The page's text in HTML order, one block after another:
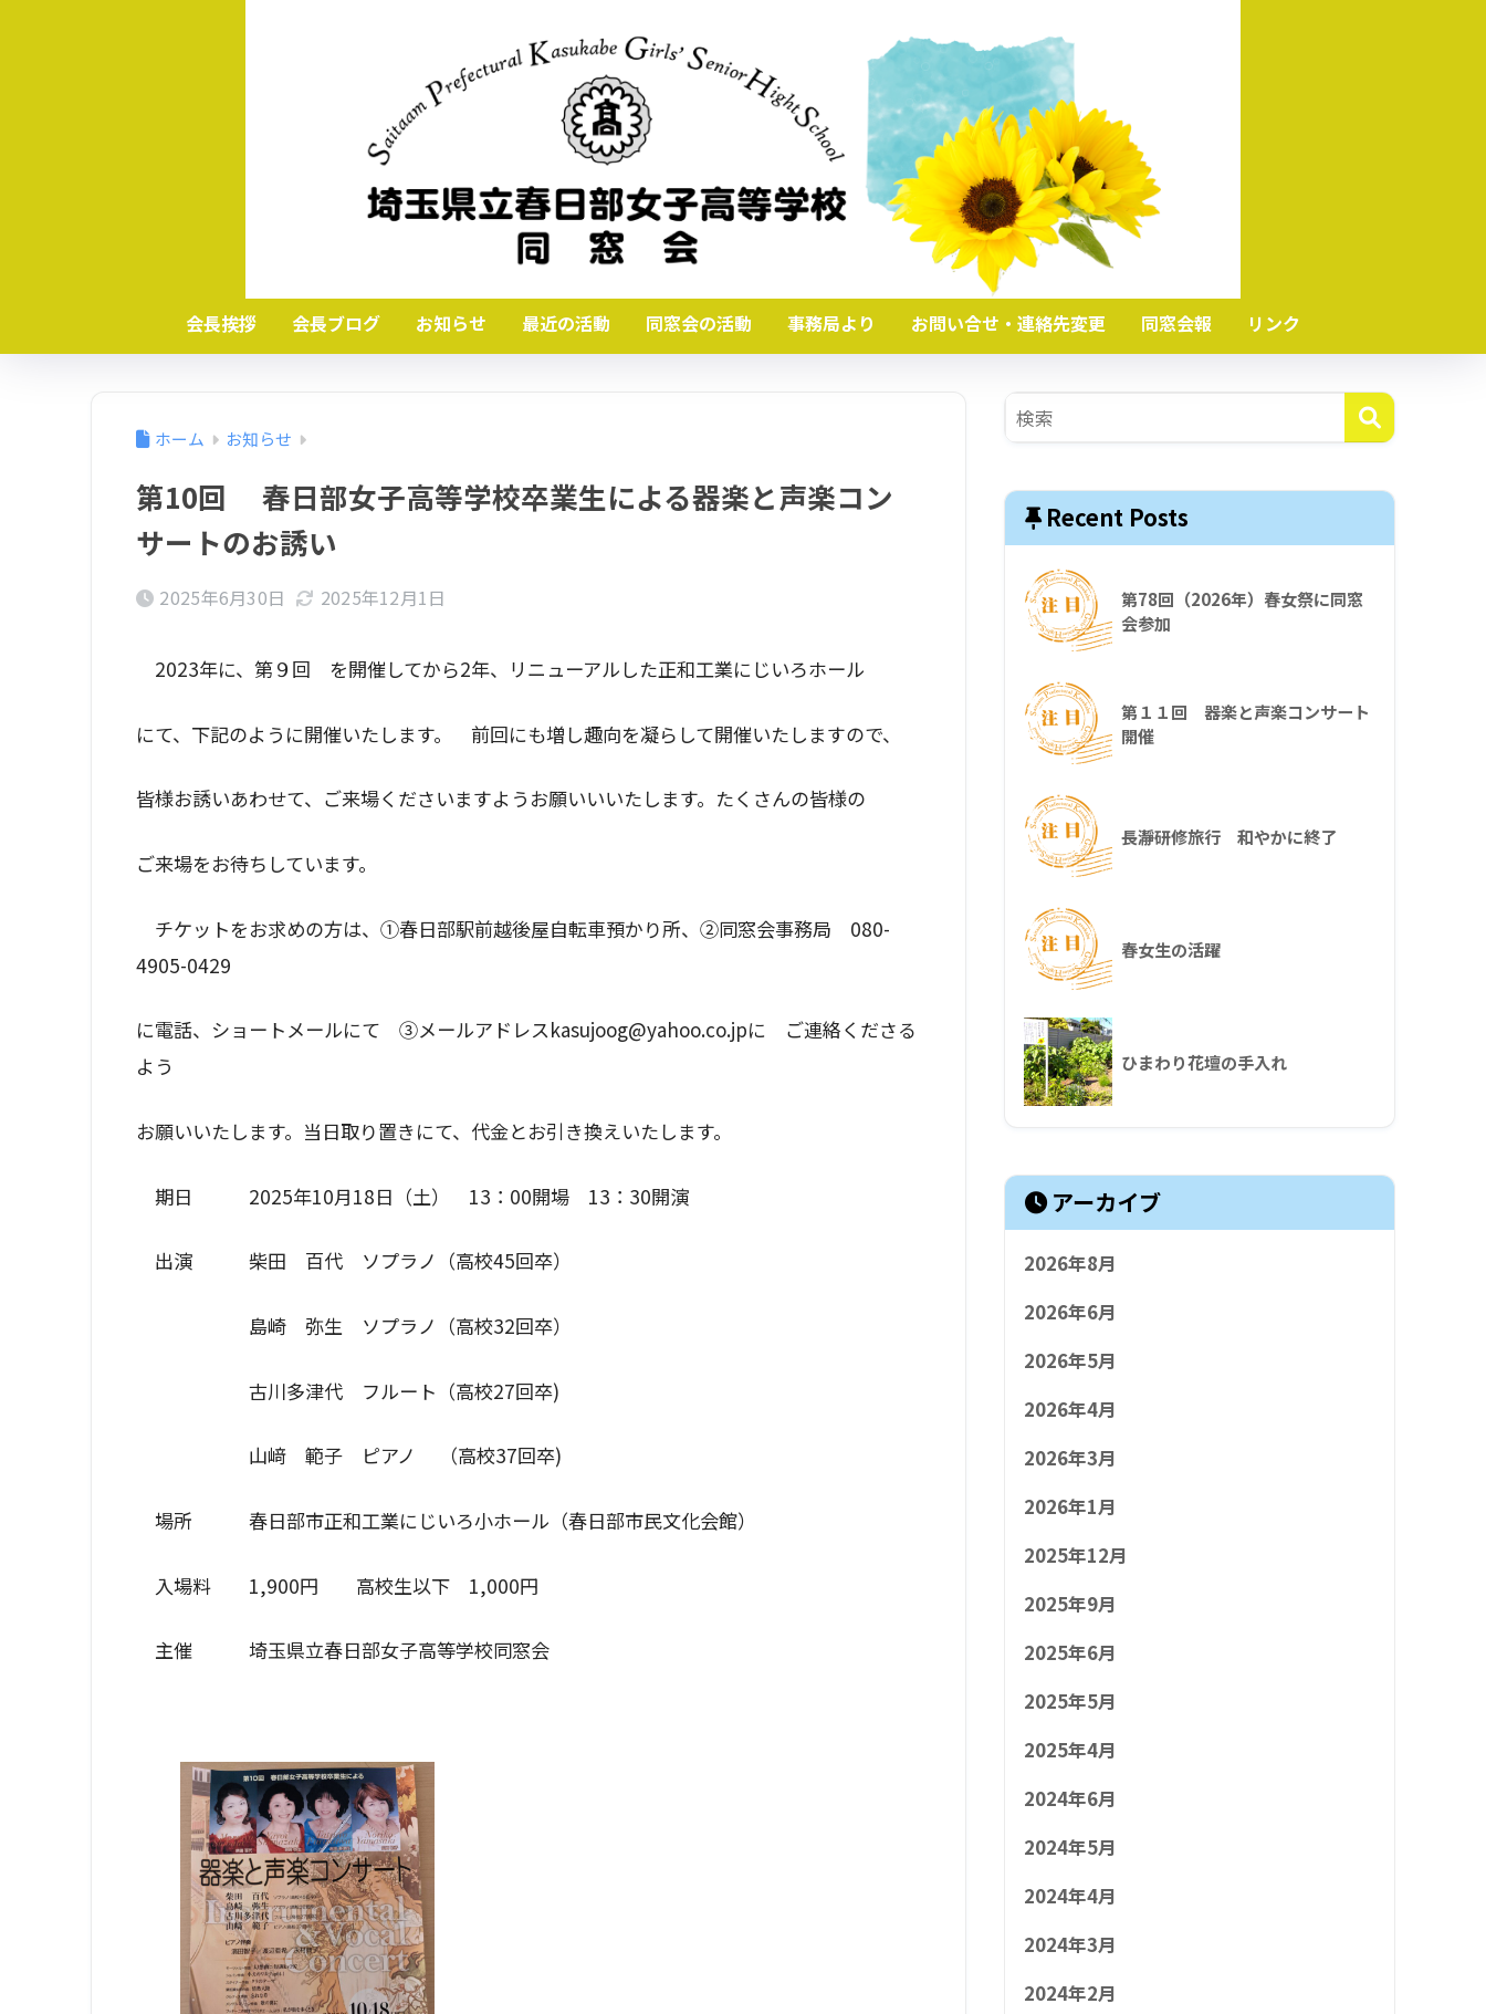
会長挨拶 会長ブログ お知らせ 最近の活動 同窓会の活動 事務局より お問い合せ・連絡先変更 同窓会報 リンク
ホーム お知らせ
第10回 春日部女子高等学校卒業生による器楽と声楽コン
サートのお誘い
2025年6月30日 2025年12月1日
2023年に、第９回 を開催してから2年、リニューアルした正和工業にじいろホール
にて、下記のように開催いたします。 前回にも増し趣向を凝らして開催いたしますので、
皆様お誘いあわせて、ご来場くださいますようお願いいいたします。たくさんの皆様の
ご来場をお待ちしています。
チケットをお求めの方は、①春日部駅前越後屋自転車預かり所、②同窓会事務局 080-
4905-0429
に電話、ショートメールにて ③メールアドレスkasujoog@yahoo.co.jpに ご連絡くださる
よう
お願いいたします。当日取り置きにて、代金とお引き換えいたします。
期日 2025年10月18日（土） 13：00開場 13：30開演
出演 柴田 百代 ソプラノ（高校45回卒）
島崎 弥生 ソプラノ（高校32回卒）
古川多津代 フルート（高校27回卒)
山﨑 範子 ピアノ （高校37回卒)
場所 春日部市正和工業にじいろ小ホール（春日部市民文化会館）
入場料 1,900円 高校生以下 1,000円
主催 埼玉県立春日部女子高等学校同窓会
Recent Posts
第78回（2026年）春女祭に同窓
会参加
第１１回 器楽と声楽コンサート
開催
長瀞研修旅行 和やかに終了
春女生の活躍
ひまわり花壇の手入れ
アーカイブ
2026年8月
2026年6月
2026年5月
2026年4月
2026年3月
2026年1月
2025年12月
2025年9月
2025年6月
2025年5月
2025年4月
2024年6月
2024年5月
2024年4月
2024年3月
2024年2月